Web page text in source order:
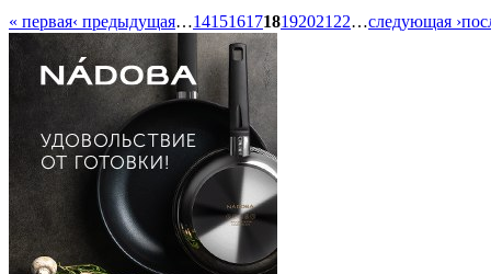
« первая‹ предыдущая…1415161718192021 22…следующая ›